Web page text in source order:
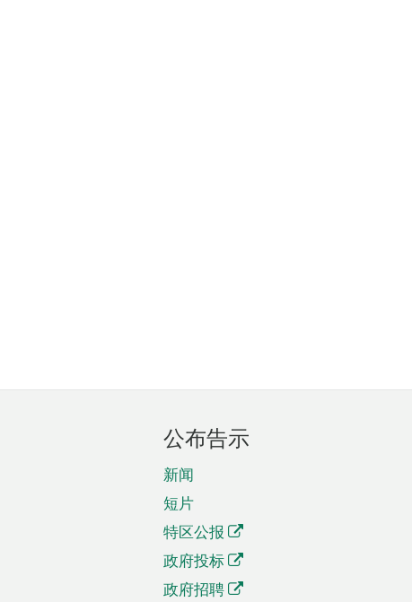
公布告示
新闻
短片
特区公报
政府投标
政府招聘